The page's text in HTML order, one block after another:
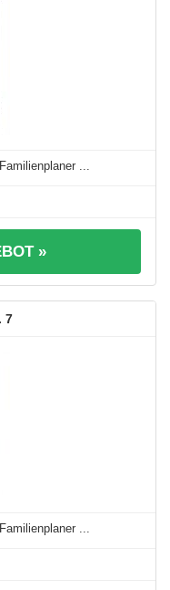
...
»
7
...